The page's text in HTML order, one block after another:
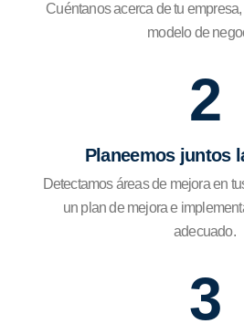
Cuéntanos acerca de tu
modelo de
2
Planeemos juntos
Detectamos áreas de mejora en
un plan de mejora e
adecuado.
3